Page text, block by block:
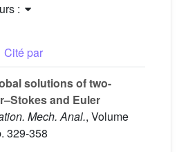
:
Cité par
solutions of two-
and Euler
Mech. Anal., Volume
329-358